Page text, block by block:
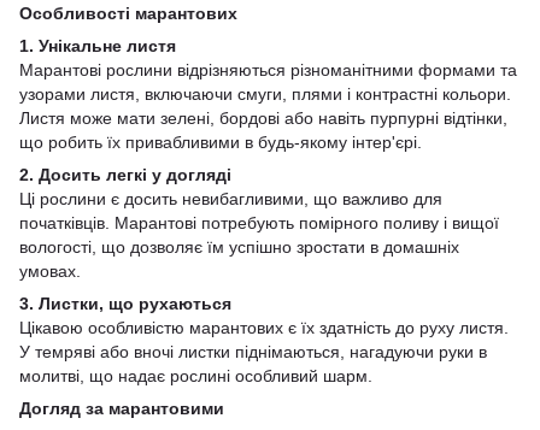
Особливості марантових
1. Унікальне листя
Марантові рослини відрізняються різноманітними формами та
узорами листя, включаючи смуги, плями і контрастні кольори.
Листя може мати зелені, бордові або навіть пурпурні відтінки,
що робить їх привабливими в будь-якому інтер'єрі.
2. Досить легкі у догляді
Ці рослини є досить невибагливими, що важливо для
початківців. Марантові потребують помірного поливу і вищої
вологості, що дозволяє їм успішно зростати в домашніх
умовах.
3. Листки, що рухаються
Цікавою особливістю марантових є їх здатність до руху листя.
У темряві або вночі листки піднімаються, нагадуючи руки в
молитві, що надає рослині особливий шарм.
Догляд за марантовими